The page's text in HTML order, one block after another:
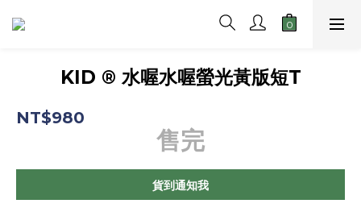
KID ® 水喔水喔螢光黃版短T
NT$980
售完
貨到通知我